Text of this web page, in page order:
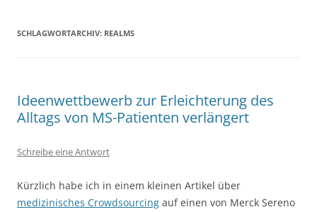
SCHLAGWORTARCHIV: REALMS
Ideenwettbewerb zur Erleichterung des
Alltags von MS-Patienten verlängert
Schreibe eine Antwort
Kürzlich habe ich in einem kleinen Artikel über
medizinisches Crowdsourcing auf einen von Merck Sereno